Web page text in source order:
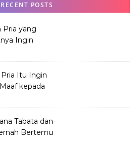
RECENT POSTS
Pria yang
Ingin
Itu Ingin
kepada
Tabata dan
Bertemu